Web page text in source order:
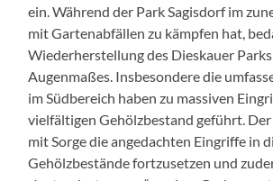
ein. Während der Park Sagisdorf im
mit Gartenabfällen zu kämpfen hat,
Wiederherstellung des Dieskauer
Augenmaßes. Insbesondere die
im Südbereich haben zu massiven
vielfältigen Gehölzbestand geführt.
mit Sorge die angedachten Eingriffe in
Gehölzbestände fortzusetzen und